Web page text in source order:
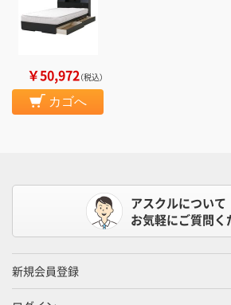
￥50,972（税込）
カゴへ
アスクルについて
お気軽にご質問く
新規会員登録